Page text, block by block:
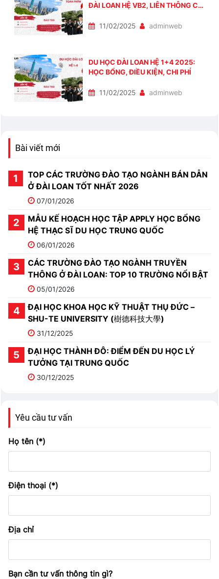
ĐÀI LOAN HỆ VB2, LIÊN THÔNG CỬ
11/02/2025
adminweb
DU HỌC ĐÀI LOAN HỆ 1+4 2025:
HỌC BỔNG, ĐIỀU KIỆN, CHI PHÍ
11/02/2025 adminweb
Bài viết mới
TOP CÁC TRƯỜNG ĐÀO TẠO NGÀNH BÁN DẪN
Ở ĐÀI LOAN TỐT NHẤT 2026
07/01/2026
MẪU KẾ HOẠCH HỌC TẬP APPLY HỌC BỔNG
HỆ THẠC SĨ DU HỌC TRUNG QUỐC
06/01/2026
CÁC TRƯỜNG ĐÀO TẠO NGÀNH TRUYỀN
THÔNG Ở ĐÀI LOAN: TOP 10 TRƯỜNG NỔI BẬT
05/01/2026
ĐẠI HỌC KHOA HỌC KỸ THUẬT THỤ ĐỨC –
SHU-TE UNIVERSITY (樹德科技大學)
31/12/2025
ĐẠI HỌC THÀNH ĐÔ: ĐIỂM ĐẾN DU HỌC LÝ
TƯỞNG TẠI TRUNG QUỐC
30/12/2025
Yêu cầu tư vấn
Họ tên (*)
Điện thoại (*)
Địa chỉ
Bạn cần tư vấn thông tin gì?